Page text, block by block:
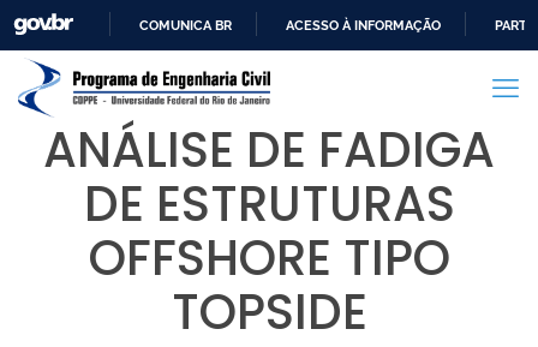
PARA
CONTEÚDO
COMUNICA BR ACESSO À INFORMAÇÃO
ANÁLISE DE FADIGA
DE ESTRUTURAS
OFFSHORE TIPO
TOPSIDE